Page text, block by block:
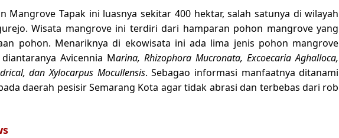
Mangrove Tapak ini luasnya sekitar 400 hektar, salah satunya di wilayah
Wisata mangrove ini terdiri dari hamparan pohon mangrove yang
pohon. Menariknya di ekowisata ini ada lima jenis pohon mangrove
Avicennia Marina, Rhizophora Mucronata, Excoecaria Aghalloca,
dan Xylocarpus Mocullensis. Sebagao informasi manfaatnya ditanami
daerah pesisir Semarang Kota agar tidak abrasi dan terbebas dari rob